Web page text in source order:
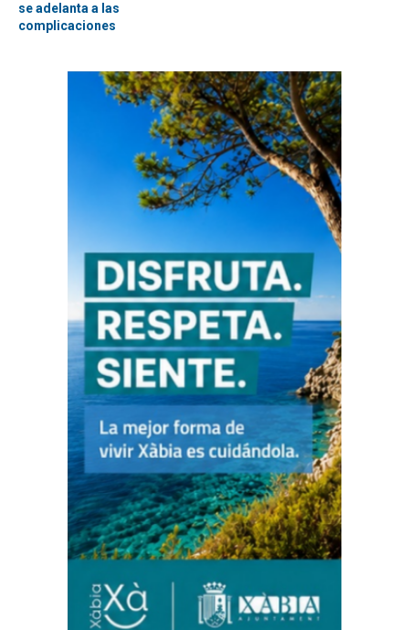
se adelanta a las
complicaciones